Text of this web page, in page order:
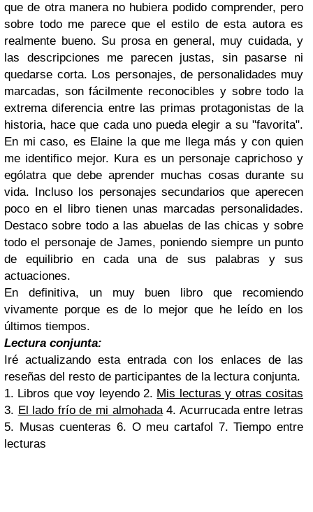
que de otra manera no hubiera podido comprender, pero
sobre todo me parece que el estilo de esta autora es
realmente bueno. Su prosa en general, muy cuidada, y
las descripciones me parecen justas, sin pasarse ni
quedarse corta. Los personajes, de personalidades muy
marcadas, son fácilmente reconocibles y sobre todo la
extrema diferencia entre las primas protagonistas de la
historia, hace que cada uno pueda elegir a su "favorita".
En mi caso, es Elaine la que me llega más y con quien
me identifico mejor. Kura es un personaje caprichoso y
ególatra que debe aprender muchas cosas durante su
vida. Incluso los personajes secundarios que aperecen
poco en el libro tienen unas marcadas personalidades.
Destaco sobre todo a las abuelas de las chicas y sobre
todo el personaje de James, poniendo siempre un punto
de equilibrio en cada una de sus palabras y sus
actuaciones.
En definitiva, un muy buen libro que recomiendo
vivamente porque es de lo mejor que he leído en los
últimos tiempos.
Lectura conjunta:
Iré actualizando esta entrada con los enlaces de las
reseñas del resto de participantes de la lectura conjunta.
1. Libros que voy leyendo 2. Mis lecturas y otras cositas
3. El lado frío de mi almohada4. Acurrucada entre letras
5. Musas cuenteras 6. O meu cartafol 7. Tiempo entre
lecturas